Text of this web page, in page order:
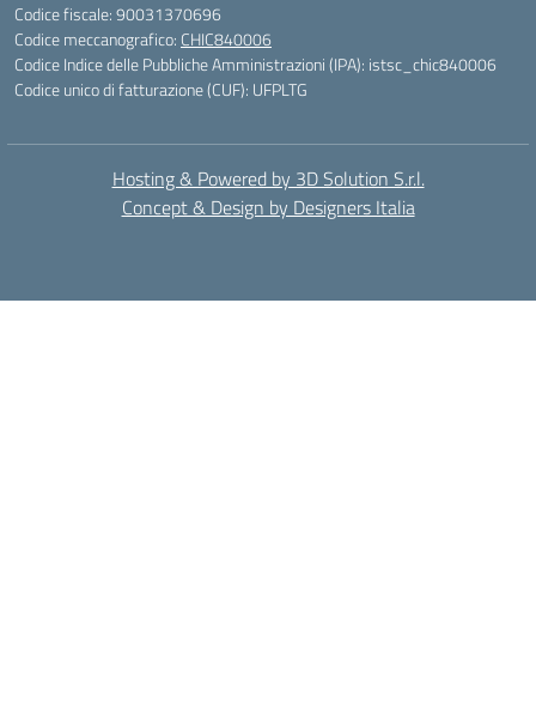
Codice fiscale: 90031370696
Codice meccanografico: CHIC840006
Codice Indice delle Pubbliche Amministrazioni (IPA): istsc_chic840006
Codice unico di fatturazione (CUF): UFPLTG
Hosting & Powered by 3D Solution S.r.l.
Concept & Design by Designers Italia